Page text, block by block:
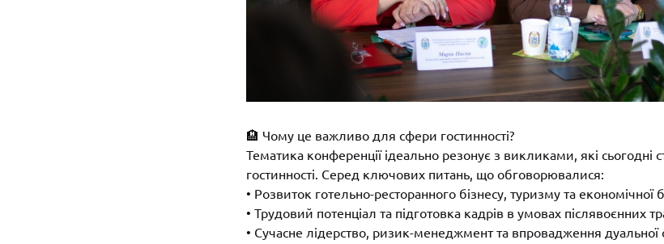
🏨 Чому це важливо для сфери гостинності?
Тематика конференції ідеально резонує з викликами, які сьогодні
гостинності. Серед ключових питань, що обговорювалися:
• Розвиток готельно-ресторанного бізнесу, туризму та економічної
• Трудовий потенціал та підготовка кадрів в умовах післявоєнних
• Сучасне лідерство, ризик-менеджмент та впровадження дуальної